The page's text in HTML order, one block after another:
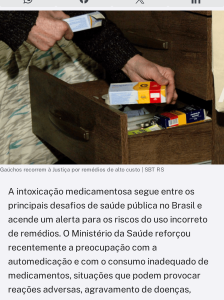
Gaúchos recorrem à Justiça por remédios de alto custo | SBT RS
A intoxicação medicamentosa segue entre os
principais desafios de saúde pública no Brasil e
acende um alerta para os riscos do uso incorreto
de remédios. O Ministério da Saúde reforçou
recentemente a preocupação com a
automedicação e com o consumo inadequado de
medicamentos, situações que podem provocar
reações adversas, agravamento de doenças,